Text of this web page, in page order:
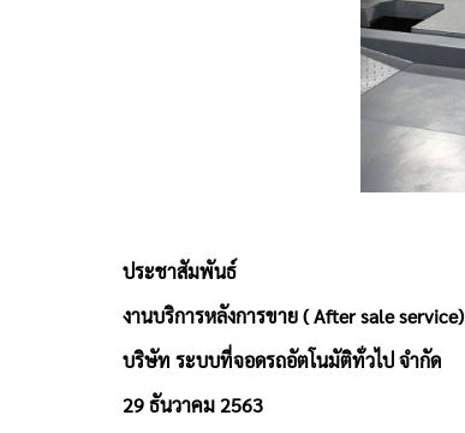
ประชาสัมพันธ์
งานบริการหลังการขาย ( After sale service)
บริษัท ระบบที่จอดรถอัตโนมัติทั่วไป จำกัด
29 ธันวาคม 2563